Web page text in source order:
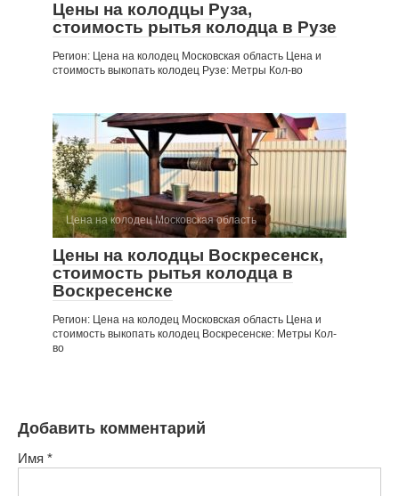
Цены на колодцы Руза,
стоимость рытья колодца в Рузе
Регион: Цена на колодец Московская область Цена и
стоимость выкопать колодец Рузе: Метры Кол-во
Цена на колодец Московская область
Цены на колодцы Воскресенск,
стоимость рытья колодца в
Воскресенске
Регион: Цена на колодец Московская область Цена и
стоимость выкопать колодец Воскресенске: Метры Кол-
во
Добавить комментарий
Имя *